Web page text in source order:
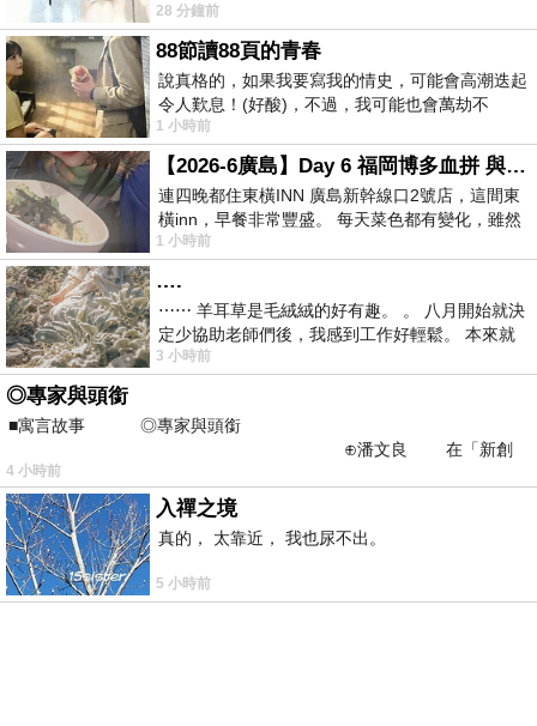
28 分鐘前
88節讀88頁的青春
說真格的，如果我要寫我的情史，可能會高潮迭起
令人歎息！(好酸)，不過，我可能也會萬劫不
復...，每天跪鍵盤還是被判了花心的罪
1 小時前
【2026-6廣島】Day 6 福岡博多血拼 與機場接送少年司機深夜對談
連四晚都住東橫INN 廣島新幹線口2號店，這間東
橫inn，早餐非常豐盛。 每天菜色都有變化，雖然
看到工作人員拿出料理包加熱，但
1 小時前
….
⋯⋯ 羊耳草是毛絨絨的好有趣。 。 八月開始就決
定少協助老師們後，我感到工作好輕鬆。 本來就
不是我的工作啊。 真
3 小時前
◎專家與頭銜
■寓言故事 ◎專家與頭銜
⊕潘文良 在「新創
之谷」裡——
4 小時前
入禪之境
真的， 太靠近， 我也尿不出。
5 小時前